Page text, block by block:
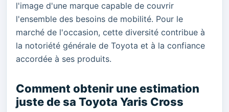
l'image d'une marque capable de couvrir
l'ensemble des besoins de mobilité. Pour le
marché de l'occasion, cette diversité contribue à
la notoriété générale de Toyota et à la confiance
accordée à ses produits.
Comment obtenir une estimation
juste de sa Toyota Yaris Cross